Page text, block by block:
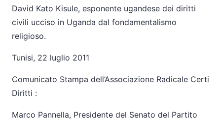
David Kato Kisule, esponente ugandese dei diritti
civili ucciso in Uganda dal fondamentalismo
religioso.
Tunisi, 22 luglio 2011
Comunicato Stampa dell’Associazione Radicale Certi
Diritti :
Marco Pannella, Presidente del Senato del Partito